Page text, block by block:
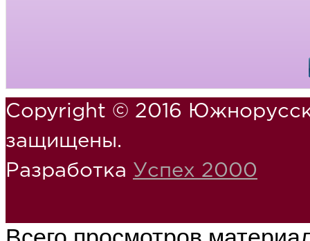
Copyright © 2016
защищены.
Разработка Успех 2000